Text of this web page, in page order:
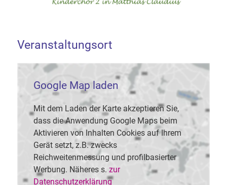
Veranstaltungsort
Google Map laden
Mit dem Laden der Karte akzeptieren Sie,
dass die Anwendung Google Maps beim
Aktivieren von Inhalten Cookies auf Ihrem
Gerät setzt, z.B. zwecks
Reichweitenmessung und profilbasierter
Werbung. Näheres s. zur
Datenschutzerklärung